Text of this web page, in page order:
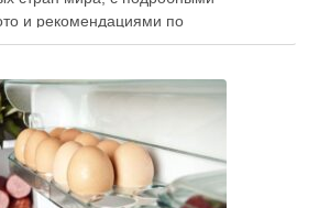
и рекомендациями по
от печатных изданий,
коллекции блюд и добавлять новые